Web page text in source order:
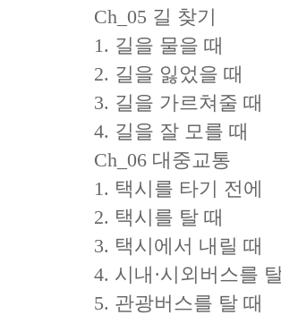
Ch_05 길 찾기
1. 길을 물을 때
2. 길을 잃었을 때
3. 길을 가르쳐줄 때
4. 길을 잘 모를 때
Ch_06 대중교통
1. 택시를 타기 전에
2. 택시를 탈 때
3. 택시에서 내릴 때
4. 시내·시외버스를
5. 관광버스를 탈 때